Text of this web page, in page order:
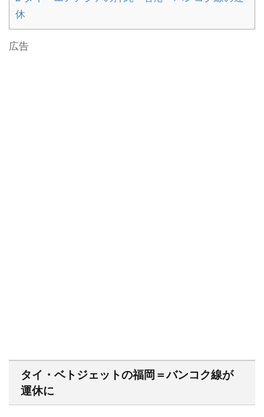
休
広告
タイ・ベトジェットの福岡＝バンコク線が
運休に